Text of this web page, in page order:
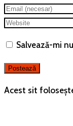
Salvează-mi
Acest sit